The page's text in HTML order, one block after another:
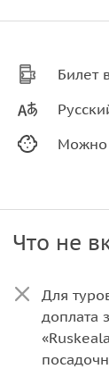
Билет
Можно
Что не
Для
доплата